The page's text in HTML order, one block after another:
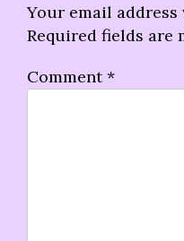
Your email
Required fields are
Comment*